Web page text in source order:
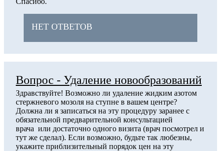
НЕТ ОТВЕТОВ
Вопрос - Удаление новообразований
Здравствуйте! Возможно ли удаление жидким азотом
стержневого мозоля на ступне в вашем центре?
Должна ли я записаться на эту процедуру заранее с
обязательной предварительной консультацией
врача или достаточно одного визита (врач посмотрел и
тут же сделал). Если возможно, будьте так любезны,
укажите приблизительный порядок цен на эту